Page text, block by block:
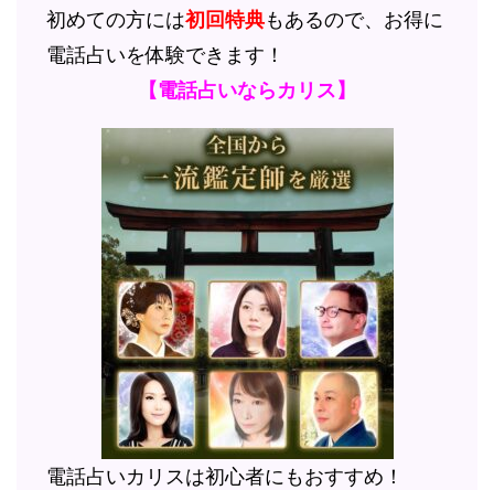
初めての方には初回特典もあるので、お得に
電話占いを体験できます！
【電話占いならカリス】
電話占いカリスは初心者にもおすすめ！